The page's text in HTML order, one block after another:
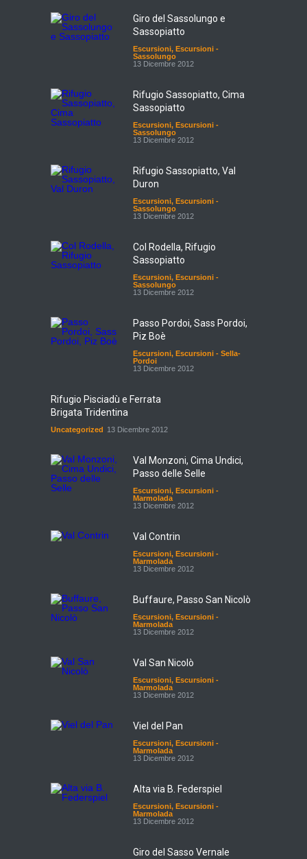
Giro del Sassolungo e
Sassopiatto
Escursioni, Escursioni -
Sassolungo
13 Dicembre 2012
Rifugio Sassopiatto, Cima
Sassopiatto
Escursioni, Escursioni -
Sassolungo
13 Dicembre 2012
Rifugio Sassopiatto, Val
Duron
Escursioni, Escursioni -
Sassolungo
13 Dicembre 2012
Col Rodella, Rifugio
Sassopiatto
Escursioni, Escursioni -
Sassolungo
13 Dicembre 2012
Passo Pordoi, Sass Pordoi,
Piz Boè
Escursioni, Escursioni - Sella-
Pordoi
13 Dicembre 2012
Rifugio Pisciadù e Ferrata
Brigata Tridentina
Uncategorized 13 Dicembre 2012
Val Monzoni, Cima Undici,
Passo delle Selle
Escursioni, Escursioni -
Marmolada
13 Dicembre 2012
Val Contrin
Escursioni, Escursioni -
Marmolada
13 Dicembre 2012
Buffaure, Passo San Nicolò
Escursioni, Escursioni -
Marmolada
13 Dicembre 2012
Val San Nicolò
Escursioni, Escursioni -
Marmolada
13 Dicembre 2012
Viel del Pan
Escursioni, Escursioni -
Marmolada
13 Dicembre 2012
Alta via B. Federspiel
Escursioni, Escursioni -
Marmolada
13 Dicembre 2012
Giro del Sasso Vernale